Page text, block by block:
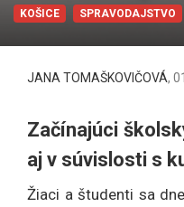
KOŠICE SPRAVODAJSTVO
JANA TOMAŠKOVIČOVÁ,
Začínajúci
aj v súvislosti s
Žiaci a študenti sa